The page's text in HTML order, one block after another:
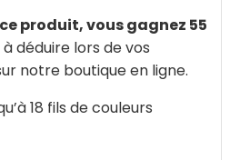
produit, vous gagnez 55
à déduire lors de vos
notre boutique en ligne.
18 fils de couleurs